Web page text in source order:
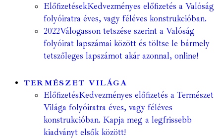
ElőfizetésekKedvezményes előfizetés a Valóság
folyóiratra éves, vagy féléves konstrukcióban.
2022Válogasson tetszése szerint a Valóság
folyóirat lapszámai között és töltse le bármely
tetszőleges lapszámot akár azonnal, online!
TERMÉSZET VILÁGA
ElőfizetésKedvezményes előfizetés a Természet
Világa folyóiratra éves, vagy féléves
konstrukcióban. Kapja meg a legfrissebb
kiadványt elsők között!